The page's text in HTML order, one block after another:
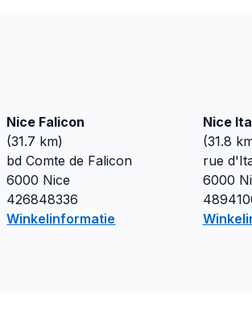
Nice Falicon
(31.7 km)
bd Comte de Falicon
6000 Nice
426848336
Winkelinformatie
Nice
(31.8
rue
6000